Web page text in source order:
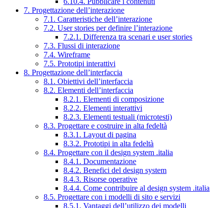
7. Progettazione dell’interazione
7.1. Caratteristiche dell’interazione
7.2. User stories per definire l’interazione
7.2.1. Differenza tra scenari e user stories
7.3. Flussi di interazione
7.4. Wireframe
7.5. Prototipi interattivi
8. Progettazione dell’interfaccia
8.1. Obiettivi dell’interfaccia
8.2. Elementi dell’interfaccia
8.2.1. Elementi di composizione
8.2.2. Elementi interattivi
8.2.3. Elementi testuali (microtesti)
8.3. Progettare e costruire in alta fedeltà
8.3.1. Layout di pagina
8.3.2. Prototipi in alta fedeltà
8.4. Progettare con il design system .italia
8.4.1. Documentazione
8.4.2. Benefici del design system
8.4.3. Risorse operative
8.4.4. Come contribuire al design system .italia
8.5. Progettare con i modelli di sito e servizi
8.5.1. Vantaggi dell’utilizzo dei modelli